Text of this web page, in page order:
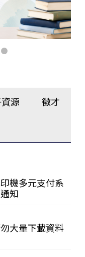
源 徵才
機多元支付系
知
大量下載資料